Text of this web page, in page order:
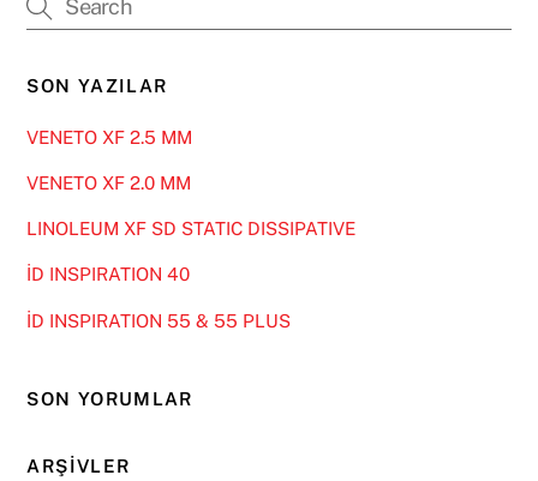
SON YAZILAR
VENETO XF 2.5 MM
VENETO XF 2.0 MM
LINOLEUM XF SD STATIC DISSIPATIVE
İD INSPIRATION 40
İD INSPIRATION 55 & 55 PLUS
SON YORUMLAR
ARŞIVLER